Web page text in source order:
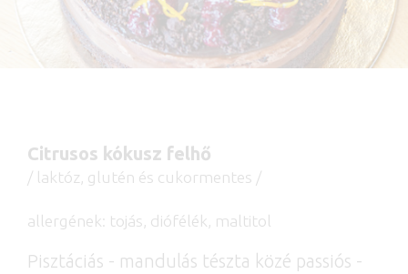
Citrusos kókusz felhő
​​/ laktóz, glutén és cukormentes /
allergének: tojás, diófélék, maltitol
Pisztáciás - mandulás tészta közé passiós -